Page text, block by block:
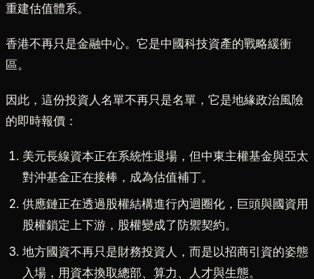
重建估值體系。
香港不再只是金融中心。它是中國科技資產的戰略緩衝
區。
因此，這份投資人名單不再只是名單，它是地緣政治風險
的即時報價：
美元長線資本正在系統性退場，但中東主權基金與亞太
對沖基金正在接棒，成為估值補丁。
供應鏈正在透過股權結構進行內迴圈化，巨頭與國資用
股權鎖定上下游，股權變成了防禦契約。
地方國資不再只是財務投資人，而是以招商引資的姿態
入場，用資本換取總部、算力、人才與生態。